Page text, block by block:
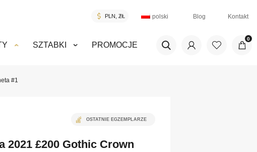
polski Blog Kontakt
SZTABKI PROMOCJE
0
#1
OSTATNIE EGZEMPLARZE
2021 £200 Gothic Crown